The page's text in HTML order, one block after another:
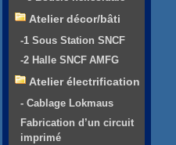
Atelier décor/bâti
-1 Sous Station SNCF
-2 Halle SNCF AMFG
Atelier électrification
- Cablage Lokmaus
Fabrication d’un circuit
imprimé